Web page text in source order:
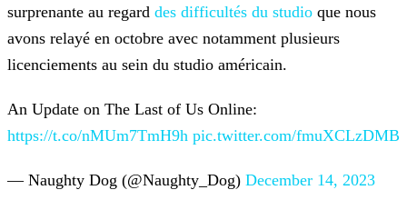
surprenante au regard des difficultés du studio que nous
avons relayé en octobre avec notamment plusieurs
licenciements au sein du studio américain.
An Update on The Last of Us Online:
https://t.co/nMUm7TmH9h pic.twitter.com/fmuXCLzDMB
— Naughty Dog (@Naughty_Dog) December 14, 2023